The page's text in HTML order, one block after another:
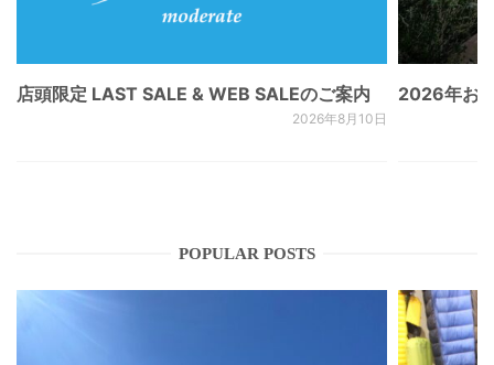
店頭限定 LAST SALE & WEB SALEのご案内
2026年8月10日
2026年お
POPULAR POSTS